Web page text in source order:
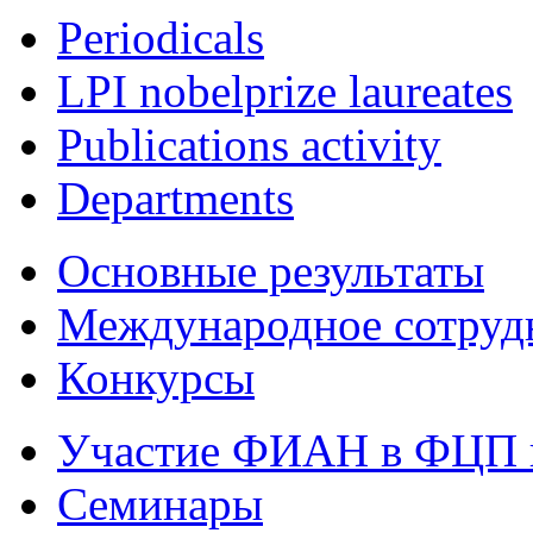
Periodicals
LPI nobelprize laureates
Publications activity
Departments
Основные результаты
Международное
Конкурсы
Участие ФИАН в ФЦП
Семинары